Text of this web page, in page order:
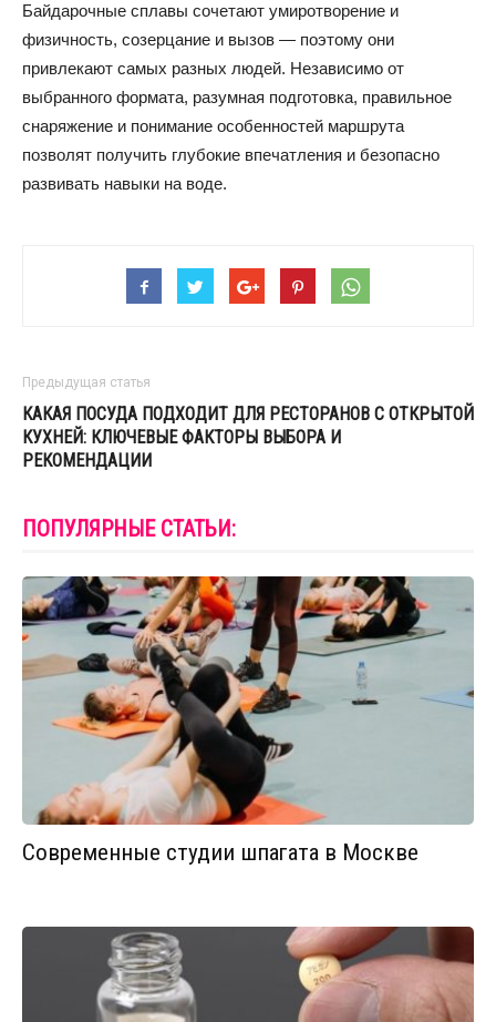
Байдарочные сплавы сочетают умиротворение и
физичность, созерцание и вызов — поэтому они
привлекают самых разных людей. Независимо от
выбранного формата, разумная подготовка, правильное
снаряжение и понимание особенностей маршрута
позволят получить глубокие впечатления и безопасно
развивать навыки на воде.
Предыдущая статья
КАКАЯ ПОСУДА ПОДХОДИТ ДЛЯ РЕСТОРАНОВ С ОТКРЫТОЙ
КУХНЕЙ: КЛЮЧЕВЫЕ ФАКТОРЫ ВЫБОРА И
РЕКОМЕНДАЦИИ
ПОПУЛЯРНЫЕ СТАТЬИ:
Современные студии шпагата в Москве